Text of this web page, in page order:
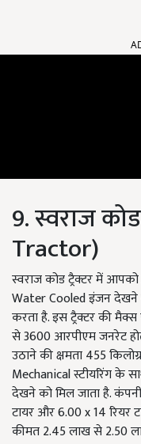
9. स्वराज
Tractor)
स्वराज कोड ट्रैक्टर में
Water Cooled इंजन देखने
करता है. इस ट्रैक्टर की
से 3600 आरपीएम जनरेट
उठाने की क्षमता 455
Mechanical स्टीयरिंग के
देखने को मिल जाता है.
टायर और 6.00 x 14 रियर
कीमत 2.45 लाख से 2.50